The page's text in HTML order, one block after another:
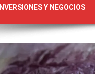
INVERSIONES Y NEGOCIOS